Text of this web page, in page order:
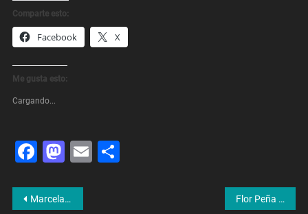
Comparte esto:
Facebook X
Me gusta esto:
Cargando...
Facebook
Mastodon
EmailShare
Navegación
Marcela Passo: «Hay que elegir representantes capaces de acompañar al presidente» Flor Peña se descompensó y no pudo conducir su programa hoy